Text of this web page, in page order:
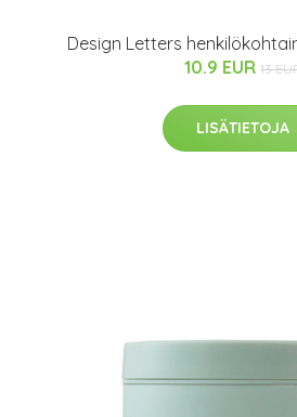
Design Letters
10.9 EUR 13
LISÄTIETOJA